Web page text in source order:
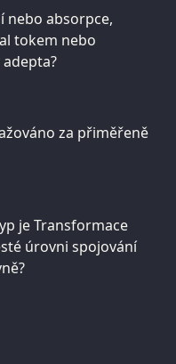
nebo absorpce,
tokem nebo
za přiměřeně
je Transformace
úrovni spojování